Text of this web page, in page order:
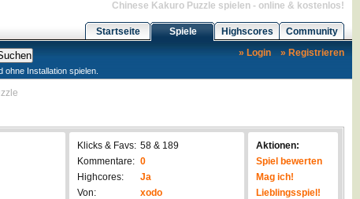
Chinese Kakuro Puzzle spielen - online & kostenlos!
Startseite Spiele Highscores
Community
» Login
» Registrieren
Installation spielen.
Klicks & Favs: 58 & 189
Kommentare: 0
Highcores:
Ja
Von:
xodo
Aktionen:
Spiel bewerten
Mag ich!
Lieblingsspiel!